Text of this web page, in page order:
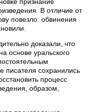
В отличие от
повезло: обвинения
доказали, что
основе уральского
писателя сохранились
процесс
образом,